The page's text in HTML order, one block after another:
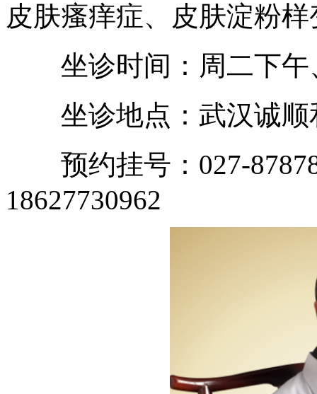
皮肤瘙痒症、皮肤淀粉
坐诊时间：周二下午
坐诊地点：武汉诚顺
预约挂号：027-
18627730962